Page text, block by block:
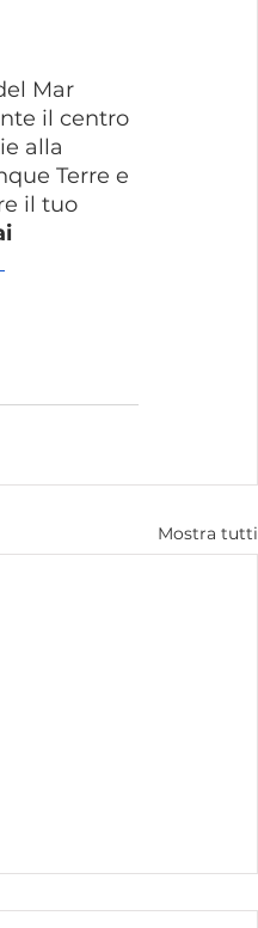
Mar
il centro
alla
Terre e
il tuo
Mostra tutti